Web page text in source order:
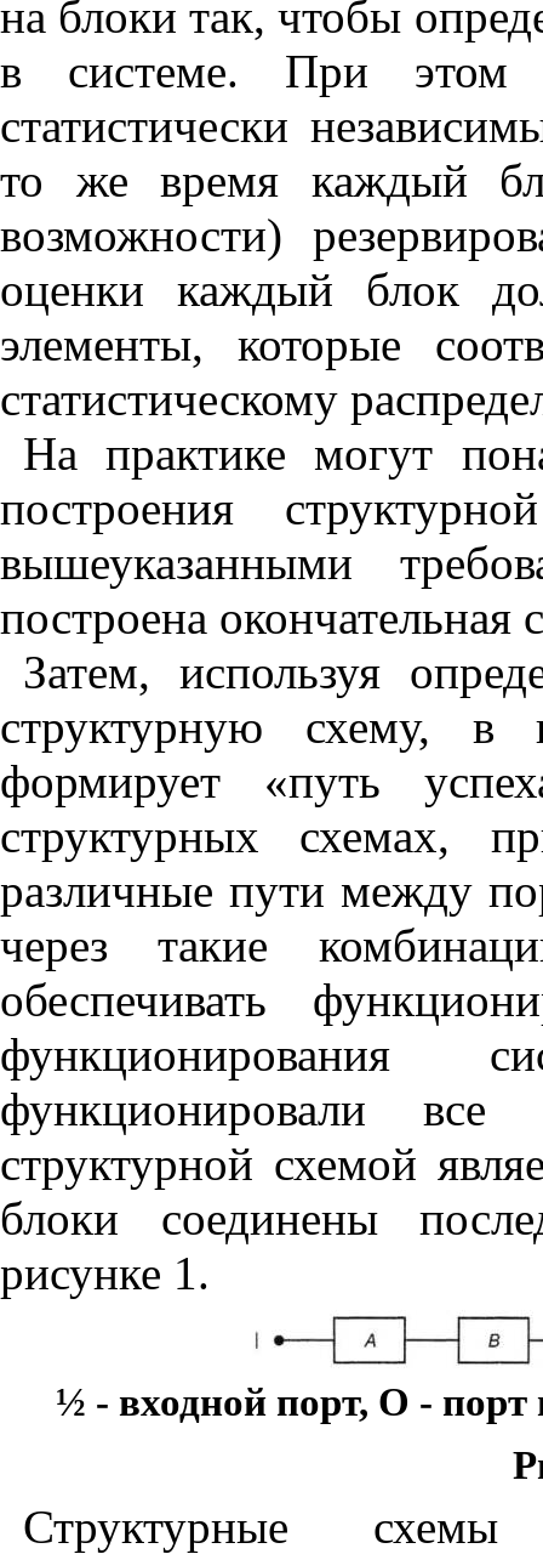
на блоки так, чтобы
в системе. При этом
статистически
то же время каждый
возможности)
оценки каждый блок
элементы, которые
статистическому
На практике могут
построения
вышеуказанными
построена окончательная
Затем, используя
структурную схему, в
формирует «путь
структурных схемах,
различные пути между
через такие
обеспечивать
функционирования
функционировали все
структурной схемой
блоки соединены
рисунке 1.
½ - входной порт, О -
Структурные